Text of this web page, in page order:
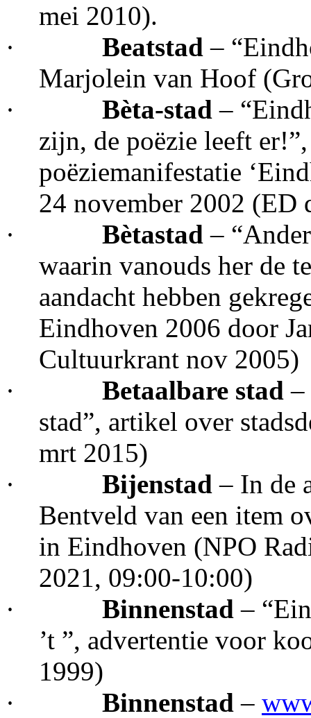
mei 2010).
·
Beatstad–
Marjolein van Hoof
·
Bèta-stad–
zijn, de poëzie leeft
poëziemanifestatie
24 november 2002 (ED
·
Bètastad–
waarin vanouds her de
aandacht hebben
Eindhoven 2006 door
Cultuurkrant nov 2005)
·
Betaalbare stad–
stad”, artikel over
mrt 2015)
·
Bijenstad– In de
Bentveld van een item
in Eindhoven (NPO
2021, 09:00-10:00)
·
Binnenstad–
’t ”, advertentie voor
1999)
·
Binnenstad–